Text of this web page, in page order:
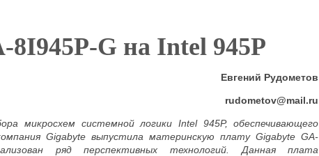
8I945P-G на Intel 945P
Евгений Рудометов
rudometov@mail.ru
микросхем системной логикиIntel945P, обеспечивающего
Gigabyteвыпустила материнскую плату Gigabyte GA-
ряд перспективных технологий. Данная плата